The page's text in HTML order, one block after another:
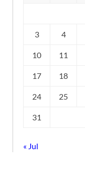
3 4
10 11
17 18
24 25
31
« Jul